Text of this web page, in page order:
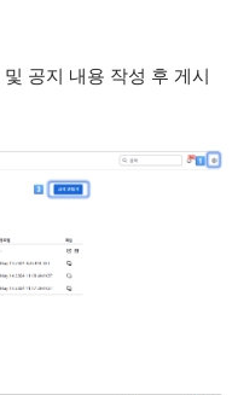
공지 내용 작성 후 게시